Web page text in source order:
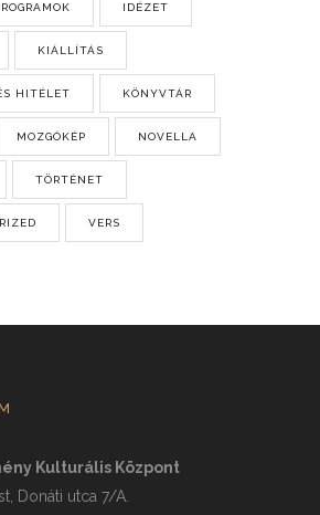
IDÉZET
KIÁLLÍTÁS
HITÉLET KÖNYVTÁR
MOZGÓKÉP NOVELLA
TÖRTÉNET
VERS
Kulturális Központ
Donáti utca 7/A.